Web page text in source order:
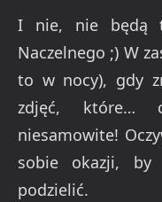
I nie, nie będą
Naczelnego ;) W
to w nocy), gdy
zdjęć, które…
niesamowite!
sobie okazji,
podzielić.